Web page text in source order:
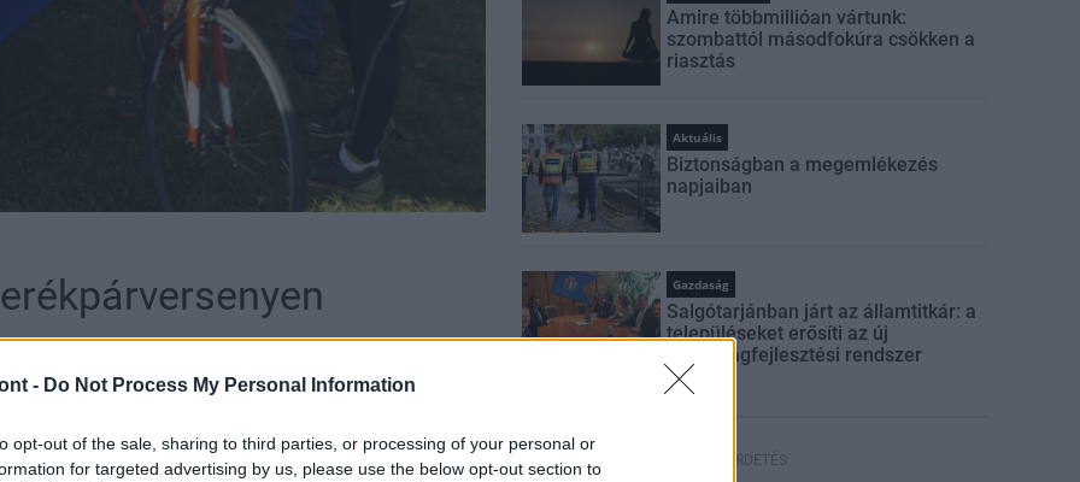
- Do Not Process My Personal Information
opt-out of the sale, sharing to third parties, or processing of your personal or
for targeted advertising by us, please use the below opt-out section to
el a kerékpárunkat!
Amire többmillióan vártunk:
szombattól másodfokúra csökken a
riasztás
Aktuális
Biztonságban a megemlékezés
napjaiban
Gazdaság
Salgótarjánban járt az államtitkár: a
településeket erősíti az új
gazdaságfejlesztési rendszer
HIRDETÉS